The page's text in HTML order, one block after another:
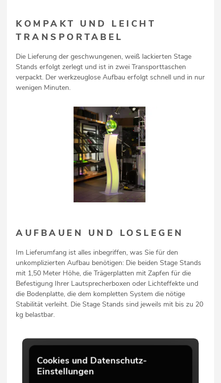
KOMPAKT UND LEICHT
TRANSPORTABEL
Die Lieferung der geschwungenen, weiß lackierten Stage
Stands erfolgt zerlegt und ist in zwei Transporttaschen
verpackt. Der werkzeuglose Aufbau erfolgt schnell und in nur
wenigen Minuten.
AUFBAUEN UND LOSLEGEN
Im Lieferumfang ist alles inbegriffen, was Sie für den
unkomplizierten Aufbau benötigen: Die beiden Stage Stands
mit 1,50 Meter Höhe, die Trägerplatten mit Zapfen für die
Befestigung Ihrer Lautsprecherboxen oder Lichteffekte und
die Bodenplatte, die dem kompletten System die nötige
Stabilität verleiht. Die Stage Stands sind jeweils mit bis zu 20
kg belastbar.
Cookies und Datenschutz-
Einstellungen